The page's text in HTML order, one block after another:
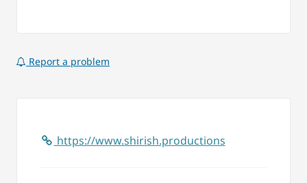
Report a problem
https://www.shirish.productions